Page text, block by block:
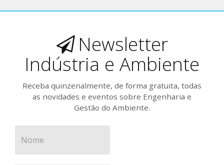
Newsletter
Indústria e Ambiente
Receba quinzenalmente, de forma gratuita, todas
as novidades e eventos sobre Engenharia e
Gestão do Ambiente.